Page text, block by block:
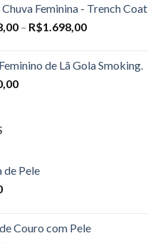
Feminina - Trench Coat
– R$1.698,00Price
through
de Lã Gola Smoking.
de Pele
Couro com Pele